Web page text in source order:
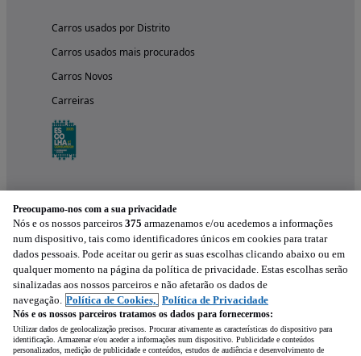
Carros usados por Distrito
Carros usados mais procurados
Carros Novos
Carreiras
Experimenta a aplicação
Preocupamo-nos com a sua privacidade
Nós e os nossos parceiros 375 armazenamos e/ou acedemos a informações
num dispositivo, tais como identificadores únicos em cookies para tratar
dados pessoais. Pode aceitar ou gerir as suas escolhas clicando abaixo ou em
qualquer momento na página da política de privacidade. Estas escolhas serão
sinalizadas aos nossos parceiros e não afetarão os dados de
navegação. Política de Cookies, Política de Privacidade
Nós e os nossos parceiros tratamos os dados para fornecermos:
Utilizar dados de geolocalização precisos. Procurar ativamente as características do dispositivo para
identificação. Armazenar e/ou aceder a informações num dispositivo. Publicidade e conteúdos
personalizados, medição de publicidade e conteúdos, estudos de audiência e desenvolvimento de